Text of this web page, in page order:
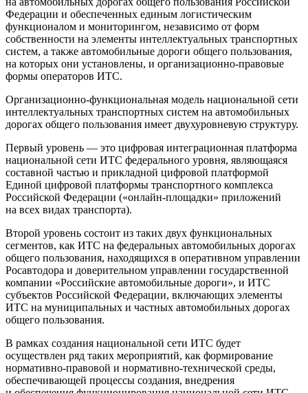
Федерации и обеспеченных единым логистическим
функционалом и мониторингом, независимо от форм
собственности на элементы интеллектуальных транспортных
систем, а также автомобильные дороги общего пользования,
на которых они установлены, и организационно-правовые
формы операторов ИТС.
Организационно-функциональная модель национальной сети
интеллектуальных транспортных систем на автомобильных
дорогах общего пользования имеет двухуровневую структуру.
Первый уровень — это цифровая интеграционная платформа
национальной сети ИТС федерального уровня, являющаяся
составной частью и прикладной цифровой платформой
Единой цифровой платформы транспортного комплекса
Российской Федерации («онлайн-площадки» приложений
на всех видах транспорта).
Второй уровень состоит из таких двух функциональных
сегментов, как ИТС на федеральных автомобильных дорогах
общего пользования, находящихся в оперативном управлении
Росавтодора и доверительном управлении государственной
компании «Российские автомобильные дороги», и ИТС
субъектов Российской Федерации, включающих элементы
ИТС на муниципальных и частных автомобильных дорогах
общего пользования.
В рамках создания национальной сети ИТС будет
осуществлен ряд таких мероприятий, как формирование
нормативно-правовой и нормативно-технической среды,
обеспечивающей процессы создания, внедрения